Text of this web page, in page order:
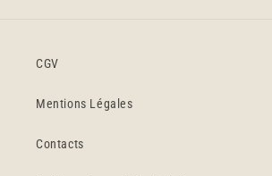
CGV
Mentions Légales
Contacts